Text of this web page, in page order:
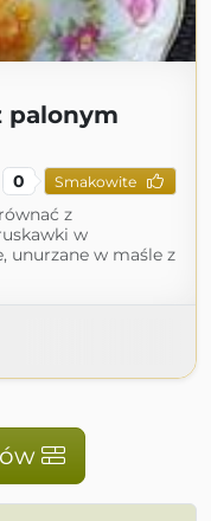
palonym
0 Smakowite
z
w
unurzane w maśle z